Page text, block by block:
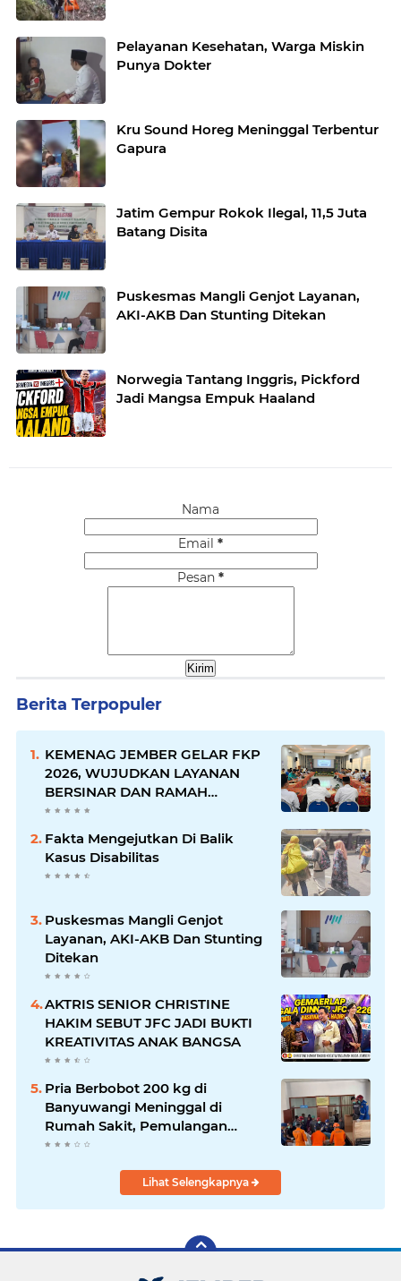
Pelayanan Kesehatan, Warga Miskin
Punya Dokter
Kru Sound Horeg Meninggal Terbentur
Gapura
Jatim Gempur Rokok Ilegal, 11,5 Juta
Batang Disita
Puskesmas Mangli Genjot Layanan,
AKI-AKB Dan Stunting Ditekan
Norwegia Tantang Inggris, Pickford
Jadi Mangsa Empuk Haaland
Nama
Email *
Pesan *
Berita Terpopuler
KEMENAG JEMBER GELAR FKP
2026, WUJUDKAN LAYANAN
BERSINAR DAN RAMAH
DISABILITAS
Fakta Mengejutkan Di Balik
Kasus Disabilitas
Puskesmas Mangli Genjot
Layanan, AKI-AKB Dan Stunting
Ditekan
AKTRIS SENIOR CHRISTINE
HAKIM SEBUT JFC JADI BUKTI
KREATIVITAS ANAK BANGSA
Pria Berbobot 200 kg di
Banyuwangi Meninggal di
Rumah Sakit, Pemulangan
Dibantu Damkar dan Basarnas
Lihat Selengkapnya